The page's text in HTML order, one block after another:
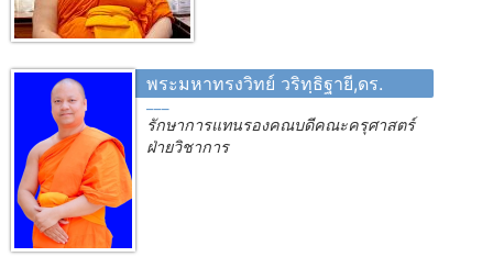
พระมหาทรงวิทย์ วริทฺธิฐายี,ดร.
รักษาการแทนรองคณบดีคณะครุศาสตร์
ฝ่ายวิชาการ